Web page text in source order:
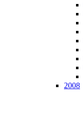
2008